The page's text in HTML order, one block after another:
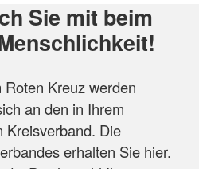
Sie mit beim
Kreuz werden
an den in Ihrem
Kreisverband. Die
erhalten Sie hier.